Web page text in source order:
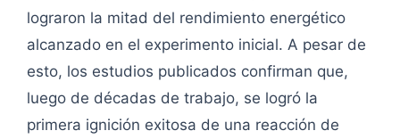
lograron la mitad del rendimiento energético
alcanzado en el experimento inicial. A pesar de
esto, los estudios publicados confirman que,
luego de décadas de trabajo, se logró la
primera ignición exitosa de una reacción de